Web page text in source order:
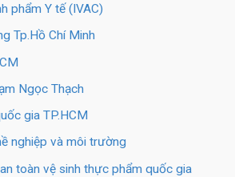
phẩm Y tế (IVAC)
Tp.Hồ Chí Minh
Ngọc Thạch
gia TP.HCM
nghiệp và môi trường
toàn vệ sinh thực phẩm quốc gia